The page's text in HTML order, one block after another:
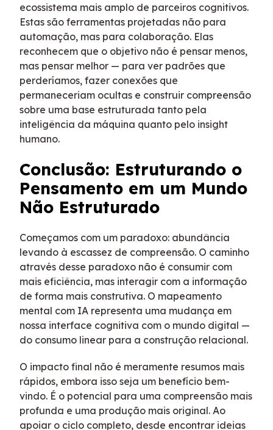
ecossistema mais amplo de parceiros cognitivos.
Estas são ferramentas projetadas não para
automação, mas para colaboração. Elas
reconhecem que o objetivo não é pensar menos,
mas pensar melhor — para ver padrões que
perderíamos, fazer conexões que
permaneceriam ocultas e construir compreensão
sobre uma base estruturada tanto pela
inteligência da máquina quanto pelo insight
humano.
Conclusão: Estruturando o
Pensamento em um Mundo
Não Estruturado
Começamos com um paradoxo: abundância
levando à escassez de compreensão. O caminho
através desse paradoxo não é consumir com
mais eficiência, mas interagir com a informação
de forma mais construtiva. O mapeamento
mental com IA representa uma mudança em
nossa interface cognitiva com o mundo digital —
do consumo linear para a construção relacional.
O impacto final não é meramente resumos mais
rápidos, embora isso seja um benefício bem-
vindo. É o potencial para uma compreensão mais
profunda e uma produção mais original. Ao
apoiar o ciclo completo, desde encontrar ideias